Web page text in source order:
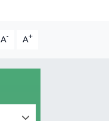
A- A+